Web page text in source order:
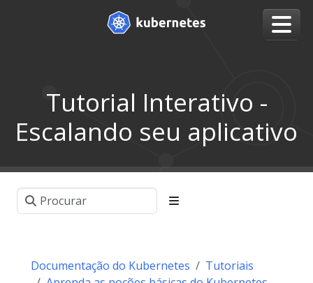
Tutorial Interativo -
Escalando seu aplicativo
Documentação do Kubernetes
Tutoriais